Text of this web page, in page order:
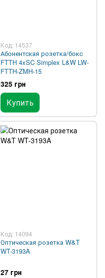
Код: 14537
Абонентская розетка/бокс
FTTH 4xSC Simplex L&W LW-
FTTH-ZMH-15
325 грн
Купить
Код: 14094
Оптическая розетка W&T
WT-3193A
27 грн